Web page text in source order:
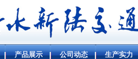
产品展示 公司动态 生产实力